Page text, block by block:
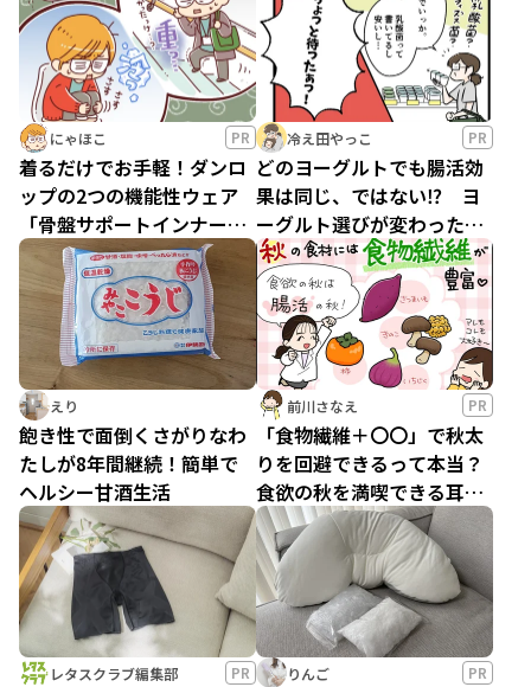
にゃほこ PR
着るだけでお手軽！ダンロ
ップの2つの機能性ウェア
「骨盤サポートインナー」
「リカバリーウェア」で、
ながら習慣
冷え田やっこ PR
どのヨーグルトでも腸活効
果は同じ、ではない⁉ ヨ
ーグルト選びが変わった驚
きの話
えり
飽き性で面倒くさがりなわ
たしが8年間継続！簡単で
ヘルシー甘酒生活
前川さなえ PR
「食物繊維＋〇〇」で秋太
りを回避できるって本当？
食欲の秋を満喫できる耳よ
り情報に歓喜！
レタスクラブ編集部 PR りんご PR